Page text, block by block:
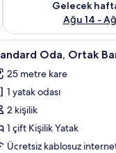
Gelecek
Ağu 14 -
İnternet
13 Oda, Ortak
25 metre kare
1 yatak odası
2 kişilik
1 çift Kişilik Yatak
Ücretsiz kablosuz